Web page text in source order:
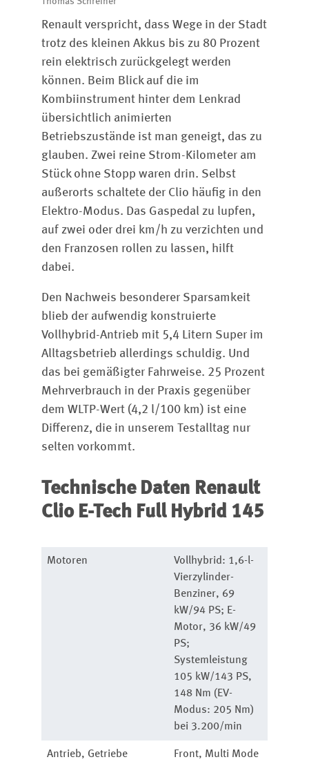
Renault verspricht, dass Wege in der Stadt
trotz des kleinen Akkus bis zu 80 Prozent
rein elektrisch zurückgelegt werden
können. Beim Blick auf die im
Kombiinstrument hinter dem Lenkrad
übersichtlich animierten
Betriebszustände ist man geneigt, das zu
glauben. Zwei reine Strom-Kilometer am
Stück ohne Stopp waren drin. Selbst
außerorts schaltete der Clio häufig in den
Elektro-Modus. Das Gaspedal zu lupfen,
auf zwei oder drei km/h zu verzichten und
den Franzosen rollen zu lassen, hilft
dabei.
Den Nachweis besonderer Sparsamkeit
blieb der aufwendig konstruierte
Vollhybrid-Antrieb mit 5,4 Litern Super im
Alltagsbetrieb allerdings schuldig. Und
das bei gemäßigter Fahrweise. 25 Prozent
Mehrverbrauch in der Praxis gegenüber
dem WLTP-Wert (4,2 l/100 km) ist eine
Differenz, die in unserem Testalltag nur
selten vorkommt.
Technische Daten Renault
Clio E-Tech Full Hybrid 145
Motoren
Vollhybrid: 1,6-l-
Vierzylinder-
Benziner, 69
kW/94 PS; E-
Motor, 36 kW/49
PS;
Systemleistung
105 kW/143 PS,
148 Nm (EV-
Modus: 205 Nm)
bei 3.200/min
Antrieb, Getriebe
Front, Multi Mode